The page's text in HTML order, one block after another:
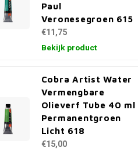
Paul
Veronesegroen 615
€11,75
Bekijk product
Cobra Artist Water
Vermengbare
Olieverf Tube 40 ml
Permanentgroen
Licht 618
€15,00